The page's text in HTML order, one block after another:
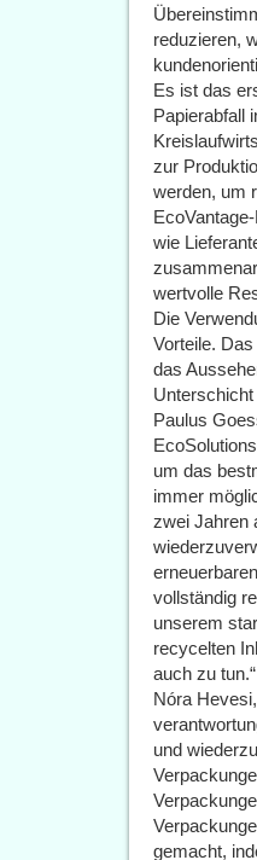
reduzieren,
Es ist das
Papierabfall
zur
werden, um
wie
wertvolle
Die
Vorteile.
das
Paulus
um das
immer
zwei Jahren
vollständig
unserem
recycelten
auch zu tun.“
Nóra
und
gemacht,